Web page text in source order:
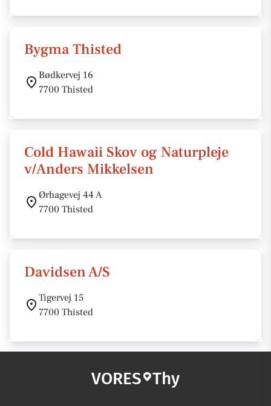
Bygma Thisted
Bødkervej 16
7700 Thisted
Cold Hawaii Skov og Naturpleje
v/Anders Mikkelsen
Ørhagevej 44 A
7700 Thisted
Davidsen A/S
Tigervej 15
7700 Thisted
VORES Thy